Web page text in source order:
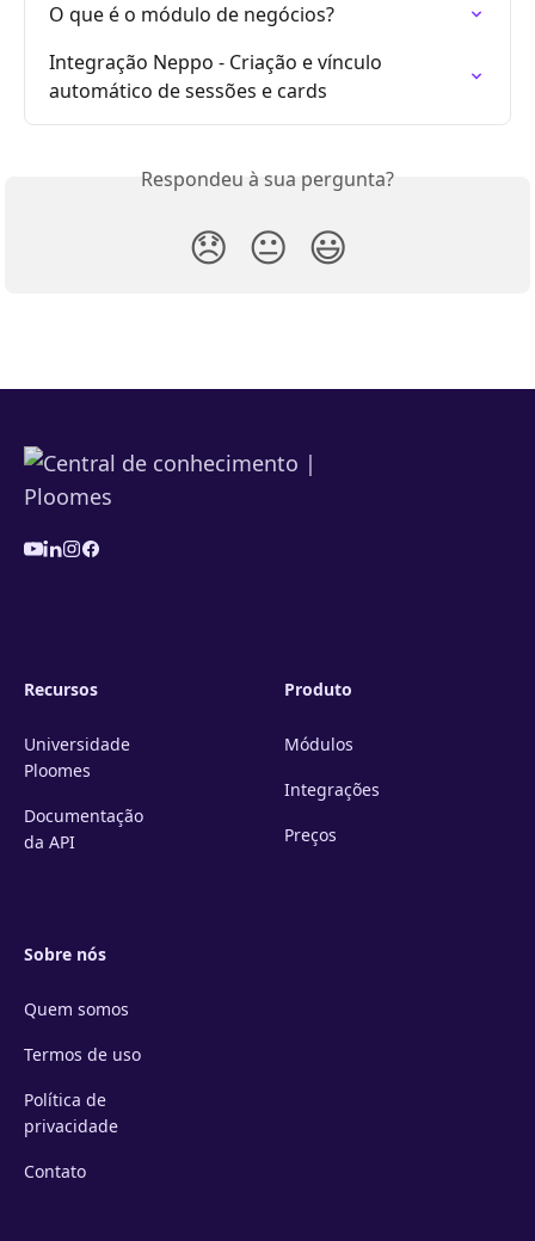
O que é o módulo de negócios?
Integração Neppo - Criação e vínculo
automático de sessões e cards
Respondeu à sua pergunta?
😞 😐 😃
Recursos
Universidade
Ploomes
Documentação
da API
Produto
Módulos
Integrações
Preços
Sobre nós
Quem somos
Termos de uso
Política de
privacidade
Contato